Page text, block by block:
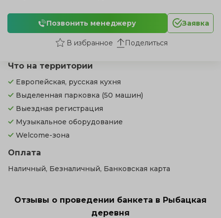
Что на территории
Европейская, русская кухня
Выделенная парковка (50 машин)
Выездная регистрация
Музыкальное оборудование
Welcome-зона
Оплата
Наличный, Безналичный, Банковская карта
Отзывы о проведении банкета в Рыбацкая
деревня
Позвонить менеджеру Заявка
Поделиться